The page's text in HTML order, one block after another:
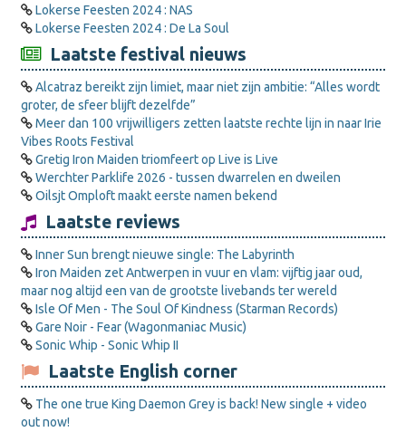
Lokerse Feesten 2024 : NAS
Lokerse Feesten 2024 : De La Soul
Laatste festival nieuws
Alcatraz bereikt zijn limiet, maar niet zijn ambitie: “Alles wordt
groter, de sfeer blijft dezelfde”
Meer dan 100 vrijwilligers zetten laatste rechte lijn in naar Irie
Vibes Roots Festival
Gretig Iron Maiden triomfeert op Live is Live
Werchter Parklife 2026 - tussen dwarrelen en dweilen
Oilsjt Omploft maakt eerste namen bekend
Laatste reviews
Inner Sun brengt nieuwe single: The Labyrinth
Iron Maiden zet Antwerpen in vuur en vlam: vijftig jaar oud,
maar nog altijd een van de grootste livebands ter wereld
Isle Of Men - The Soul Of Kindness (Starman Records)
Gare Noir - Fear (Wagonmaniac Music)
Sonic Whip - Sonic Whip II
Laatste English corner
The one true King Daemon Grey is back! New single + video
out now!